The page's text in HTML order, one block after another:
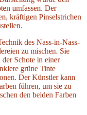
umfassen. Der
kräftigen Pinselstrichen
des Nass-in-Nass-
zu mischen. Sie
Schote in einer
grüne Tinte
Der Künstler kann
führen, um sie zu
den beiden Farben